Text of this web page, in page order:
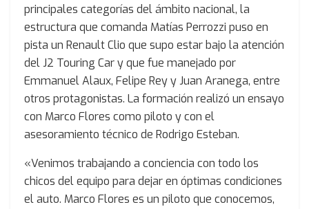
principales categorías del ámbito nacional, la
estructura que comanda Matías Perrozzi puso en
pista un Renault Clio que supo estar bajo la atención
del J2 Touring Car y que fue manejado por
Emmanuel Alaux, Felipe Rey y Juan Aranega, entre
otros protagonistas. La formación realizó un ensayo
con Marco Flores como piloto y con el
asesoramiento técnico de Rodrigo Esteban.
«Venimos trabajando a conciencia con todo los
chicos del equipo para dejar en óptimas condiciones
el auto. Marco Flores es un piloto que conocemos,